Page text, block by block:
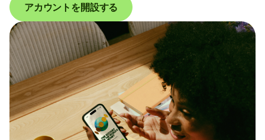
アカウントを開設する